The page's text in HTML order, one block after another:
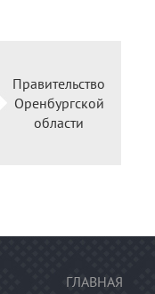
Правительство
Оренбургской
области
ГЛАВНАЯ